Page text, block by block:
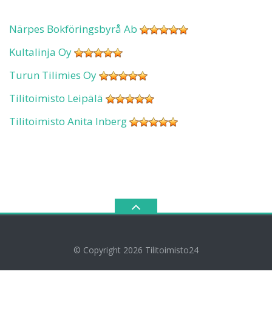
Närpes Bokföringsbyrå Ab
Kultalinja Oy
Turun Tilimies Oy
Tilitoimisto Leipälä
Tilitoimisto Anita Inberg
© Copyright 2026 Tilitoimisto24